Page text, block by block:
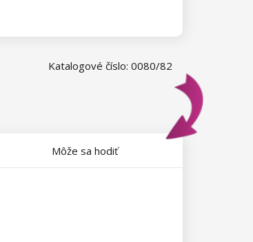
Katalogové číslo: 0080/82
Môže sa hodiť